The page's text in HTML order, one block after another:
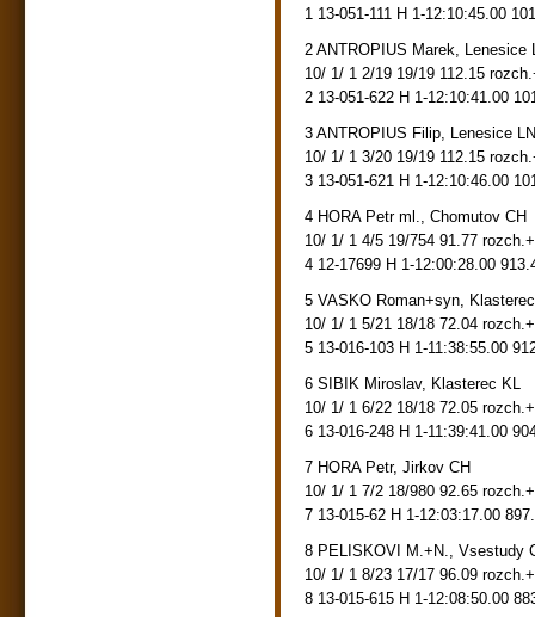
1 13-051-111 H 1-12:10:45.00
2 ANTROPIUS Marek, Lenesice
10/ 1/ 1 2/19 19/19 112.15
2 13-051-622 H 1-12:10:41.00
3 ANTROPIUS Filip, Lenesice LN
10/ 1/ 1 3/20 19/19 112.15
3 13-051-621 H 1-12:10:46.00
4 HORA Petr ml., Chomutov CH
10/ 1/ 1 4/5 19/754 91.77
4 12-17699 H 1-12:00:28.00
5 VASKO Roman+syn,
10/ 1/ 1 5/21 18/18 72.04
5 13-016-103 H 1-11:38:55.00
6 SIBIK Miroslav, Klasterec KL
10/ 1/ 1 6/22 18/18 72.05
6 13-016-248 H 1-11:39:41.00
7 HORA Petr, Jirkov CH
10/ 1/ 1 7/2 18/980 92.65
7 13-015-62 H 1-12:03:17.00
8 PELISKOVI M.+N., Vsestudy
10/ 1/ 1 8/23 17/17 96.09
8 13-015-615 H 1-12:08:50.00